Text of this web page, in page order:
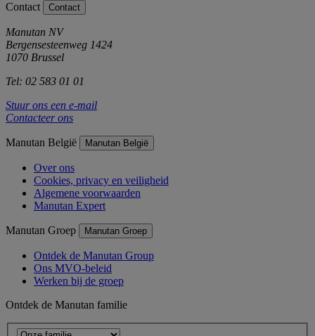
Contact Contact
Manutan NV
Bergensesteenweg 1424
1070 Brussel
Tel: 02 583 01 01
Stuur ons een e-mail
Contacteer ons
Manutan België Manutan België
Over ons
Cookies, privacy en veiligheid
Algemene voorwaarden
Manutan Expert
Manutan Groep Manutan Groep
Ontdek de Manutan Group
Ons MVO-beleid
Werken bij de groep
Ontdek de Manutan familie